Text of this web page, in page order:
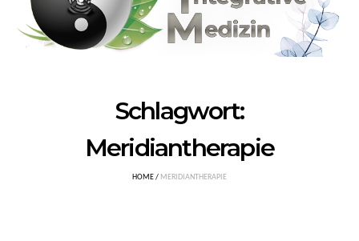
Schlagwort:
Meridiantherapie
HOME/ MERIDIANTHERAPIE